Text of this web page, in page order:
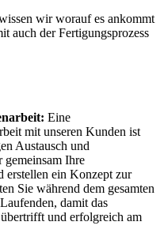
wir worauf es ankommt
auch der Fertigungsprozess
Eine
mit unseren Kunden ist
Austausch und
gemeinsam Ihre
erstellen ein Konzept zur
Sie während dem gesamten
damit das
und erfolgreich am